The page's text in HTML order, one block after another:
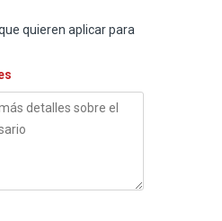
quieren aplicar para